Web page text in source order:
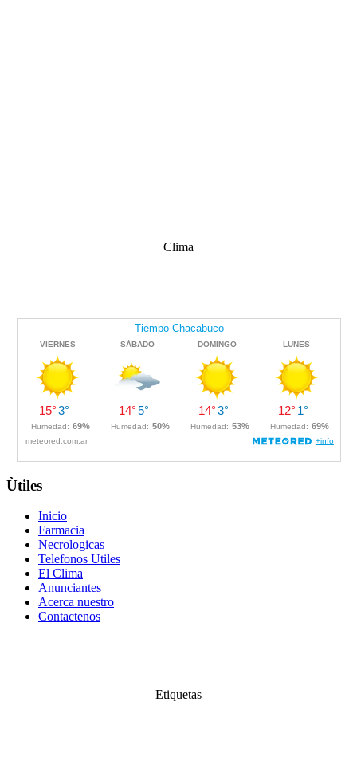
Clima
Ùtiles
Inicio
Farmacia
Necrologicas
Telefonos Utiles
El Clima
Anunciantes
Acerca nuestro
Contactenos
Etiquetas